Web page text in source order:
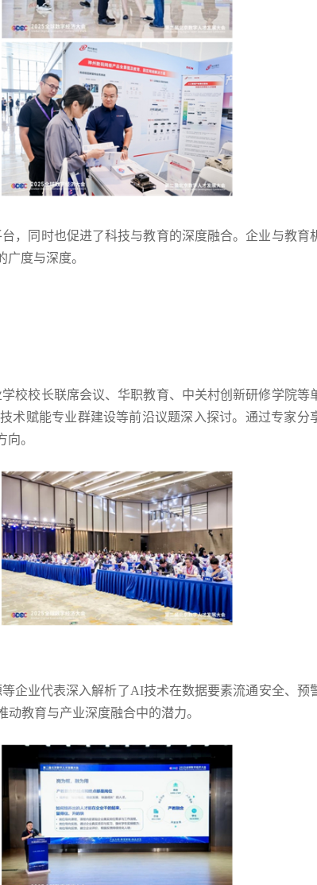
同时也促进了科技与教育的深度融合。企业与教育
度与深度。
校长联席会议、华职教育、中关村创新研修学院等
术赋能专业群建设等前沿议题深入探讨。通过专家分
。
业代表深入解析了AI技术在数据要素流通安全、预
教育与产业深度融合中的潜力。